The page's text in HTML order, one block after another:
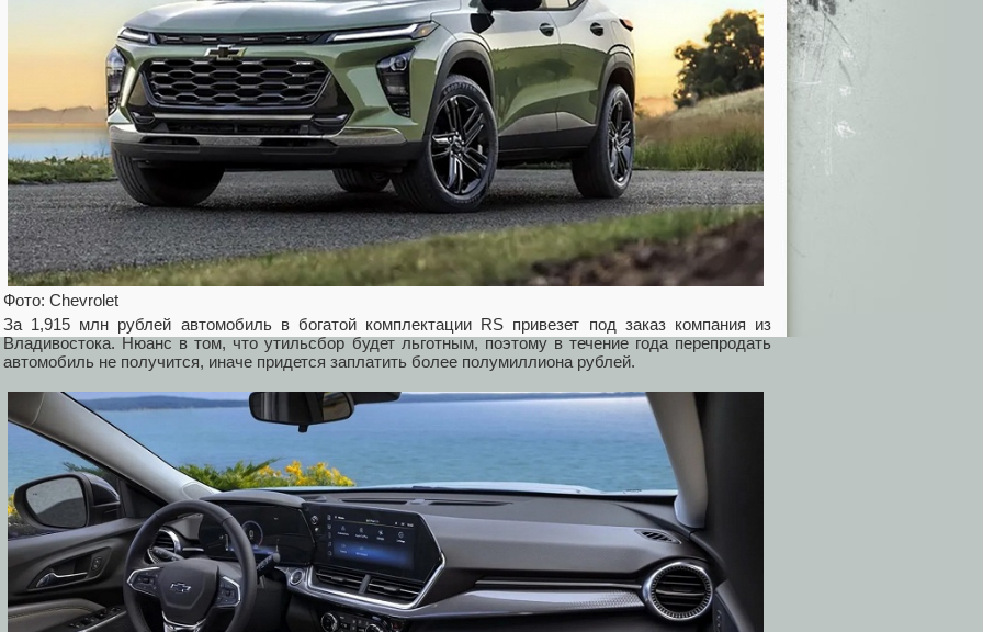
Фото: Chevrolet
За 1,915 млн рублей автомобиль в богатой комплектации RS привезет под заказ компания из
Владивостока. Нюанс в том, что утильсбор будет льготным, поэтому в течение года перепродать
автомобиль не получится, иначе придется заплатить более полумиллиона рублей.